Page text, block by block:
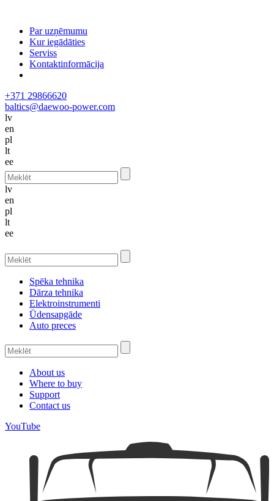
Par uzņēmumu
Kur iegādāties
Serviss
Kontaktinformācija
+371 29866620
baltics@daewoo-power.com
lv
en
pl
lt
ee
lv
en
pl
lt
ee
Spēka tehnika
Dārza tehnika
Elektroinstrumenti
Ūdensapgāde
Auto preces
About us
Where to buy
Support
Contact us
YouTube